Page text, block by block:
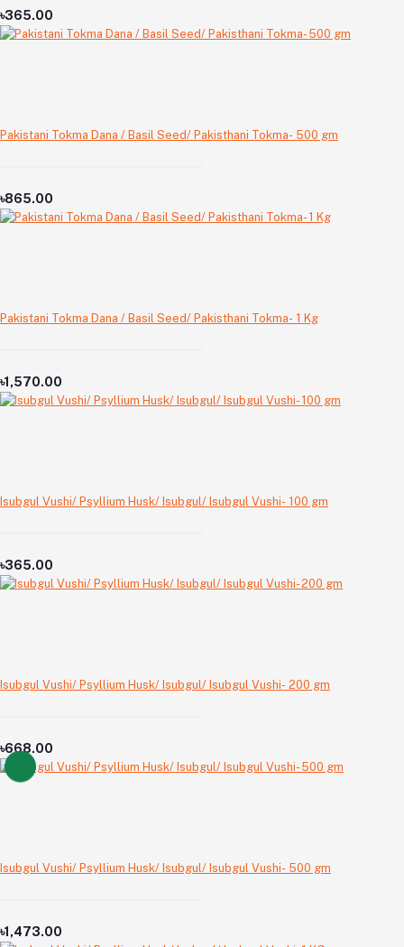
৳365.00
Pakistani Tokma Dana / Basil Seed/ Pakisthani Tokma- 500 gm
৳865.00
Pakistani Tokma Dana / Basil Seed/ Pakisthani Tokma- 1 Kg
৳1,570.00
Isubgul Vushi/ Psyllium Husk/ Isubgul/ Isubgul Vushi- 100 gm
৳365.00
Isubgul Vushi/ Psyllium Husk/ Isubgul/ Isubgul Vushi- 200 gm
৳668.00
Isubgul Vushi/ Psyllium Husk/ Isubgul/ Isubgul Vushi- 500 gm
৳1,473.00